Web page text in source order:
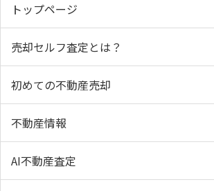
トップページ
売却セルフ査定とは？
初めての不動産売却
不動産情報
AI不動産査定